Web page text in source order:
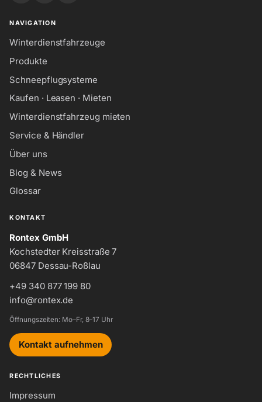
NAVIGATION
Winterdienstfahrzeuge
Produkte
Schneepflugsysteme
Kaufen · Leasen · Mieten
Winterdienstfahrzeug mieten
Service & Händler
Über uns
Blog & News
Glossar
KONTAKT
Rontex GmbH
Kochstedter Kreisstraße 7
06847 Dessau-Roßlau
+49 340 877 199 80
info@rontex.de
Öffnungszeiten: Mo–Fr, 8–17 Uhr
Kontakt aufnehmen
RECHTLICHES
Impressum